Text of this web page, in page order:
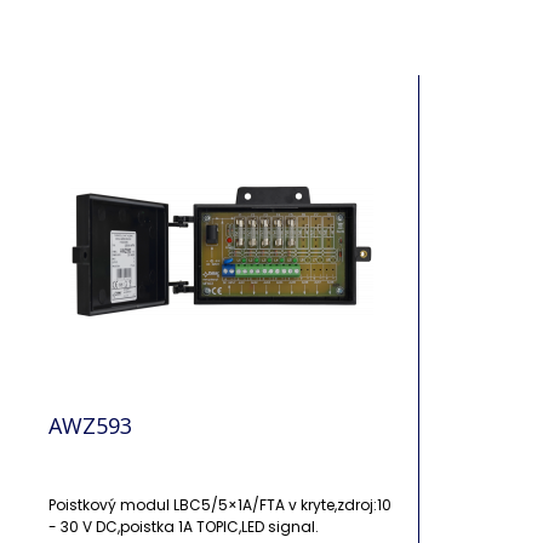
AWZ593
Poistkový modul LBC5/5×1A/FTA v kryte,zdroj:10
- 30 V DC,poistka 1A TOPIC,LED signal.